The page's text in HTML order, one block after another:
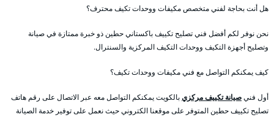
هل أنت بحاجة لفني متخصص مكيفات ووحدات تكيف محترف؟
نحن نوفر لكم أفضل فني تصليح تكييف باكستاني حطين ذو خبرة ممتازة في صيانة
وتصليح أجهزة التكيف ووحدات التكيف المركزية والسنترال.
كيف يمكنكم التواصل مع فني مكيفات ووحدات تكيف؟
أول فنيصيانة تكييف مركزيبالكويت يمكنكم التواصل معه عبر الاتصال على رقم هاتف
تصليح تكييف حطين المتوفر على موقعنا الكتروني حيث نعمل على توفير خدمة الصيانة